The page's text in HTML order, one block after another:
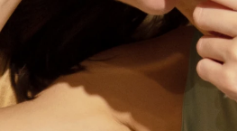
issa™ Teeth Whitening Set
Svenska
Türkçe
简体中文